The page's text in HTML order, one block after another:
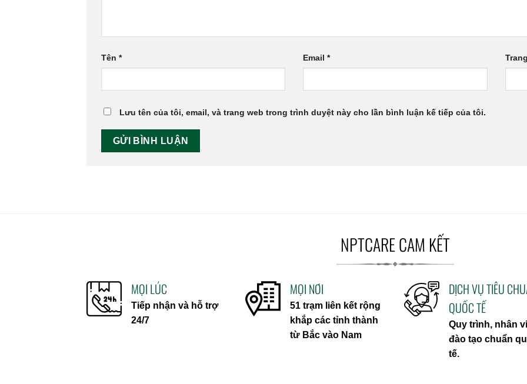
Tên * Email*
Lưu tên của tôi, email, và trang web trong trình duyệt này cho lần bình luận kế tiếp của tôi.
NPTCARE CAM KẾT
MỌI LÚC
Tiếp nhận và hỗ trợ
24/7
MỌI NƠI
51 trạm liên kết rộng
khắp các tỉnh thành
từ Bắc vào Nam
DỊCH VỤ TIÊU
QUỐC TẾ
Quy trình, nhân
đào tạo chuẩn
tế.